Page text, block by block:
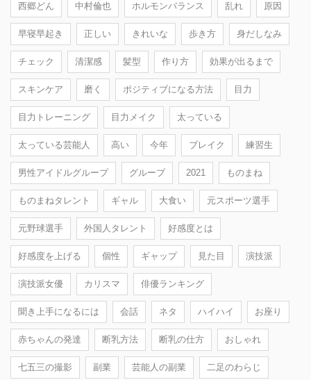
西郷どん 中村倫也 ホルモンバランス 乱れ 原因
早寝早起き 正しい きれいな 歩き方 身だしなみ
チェック 清潔感 髪型 作り方 効果が出るまで
スキンケア 磨く ポジティブになる方法 目力
目力トレーニング 目力メイク 太っている
太っている芸能人 高い 今年 ブレイク 練習生
男性アイドルグループ グループ 2021 ものまね
ものまねタレント ギャル 大食い 元スポーツ選手
元野球選手 外国人タレント 好感度とは
好感度を上げる 個性 ギャップ 見た目 演技派
演技派女優 カリスマ 俳優ランキング
聞き上手になるには 会話 ネタ ハイハイ お座り
赤ちゃんの発達 断乳方法 断乳の仕方 おしゃれ
七五三の撮影 副業 芸能人の副業 二足のわらじ